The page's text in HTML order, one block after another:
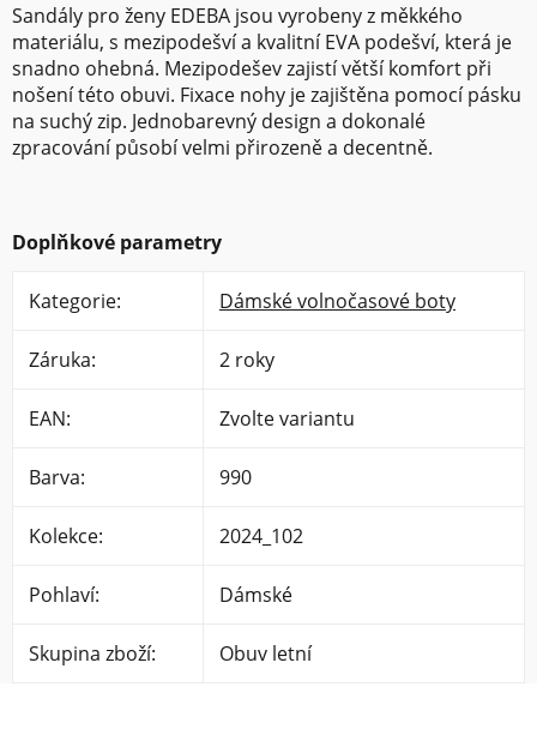
Sandály pro ženy EDEBA jsou vyrobeny z měkkého
materiálu, s mezipodešví a kvalitní EVA podešví, která je
snadno ohebná. Mezipodešev zajistí větší komfort při
nošení této obuvi. Fixace nohy je zajištěna pomocí pásku
na suchý zip. Jednobarevný design a dokonalé
zpracování působí velmi přirozeně a decentně.
Doplňkové parametry
Kategorie: Dámské volnočasové boty
Záruka: 2 roky
EAN: Zvolte variantu
Barva: 990
Kolekce: 2024_102
Pohlaví: Dámské
Skupina zboží: Obuv letní